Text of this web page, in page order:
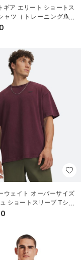
ギア エリート ショートス
ャツ（トレーニング/ME
ウェイト オーバーサイズ
ショートスリーブ Tシャ
スタイル/MEN）